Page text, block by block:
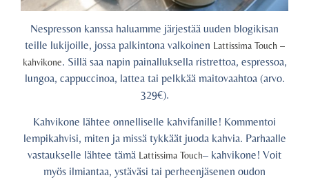
Nespresson kanssa haluamme järjestää uuden blogikisan
teille lukijoille, jossa palkintona valkoinen Lattissima Touch –
kahvikone. Sillä saa napin painalluksella ristrettoa, espressoa,
lungoa, cappuccinoa, lattea tai pelkkää maitovaahtoa (arvo.
329€).
Kahvikone lähtee onnelliselle kahvifanille! Kommentoi
lempikahvisi, miten ja missä tykkäät juoda kahvia. Parhaalle
vastaukselle lähtee tämä Lattissima Touch– kahvikone! Voit
myös ilmiantaa, ystäväsi tai perheenjäsenen oudon